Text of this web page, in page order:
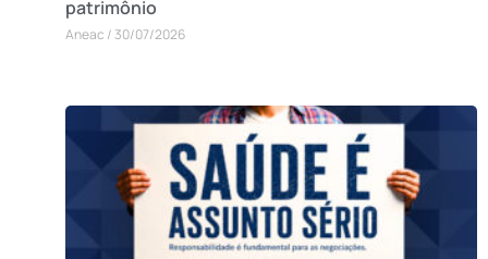
patrimônio
Aneac 30/07/2026